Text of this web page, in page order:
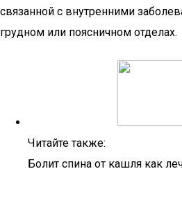
связанной с внутренними
грудном или поясничном отделах.
Читайте также:
Болит спина от кашля как